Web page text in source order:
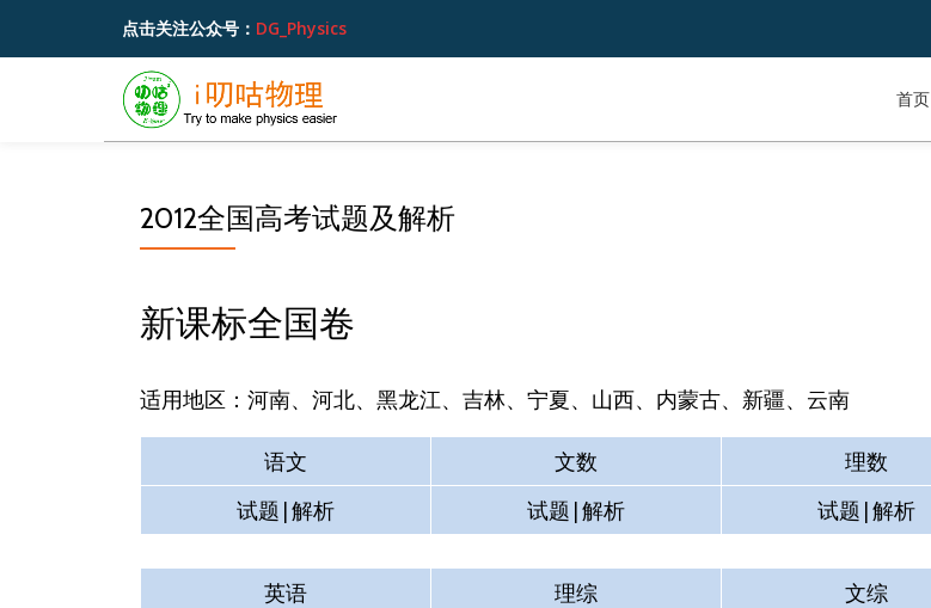
跳
点击关注公众号： DG_Physics
首页
2012全国高考试题及解析
新课标全国卷
适用地区：河南、河北、黑龙江、吉林、宁夏、山西、内蒙古、新疆、云南
语文 文数
理数
试题|解析
试题|解析 试题|解析
英语 理综
文综